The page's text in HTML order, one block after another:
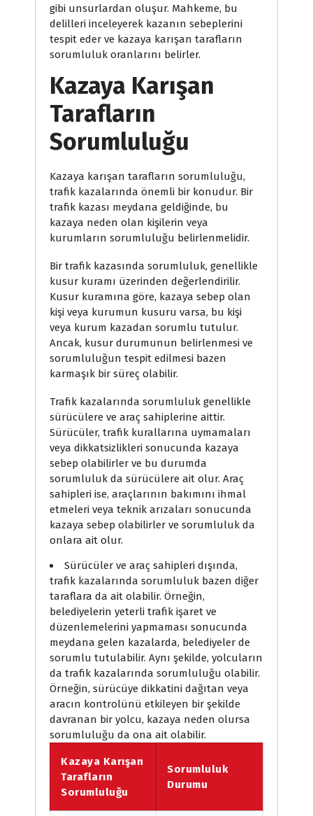
gibi unsurlardan oluşur. Mahkeme, bu
delilleri inceleyerek kazanın sebeplerini
tespit eder ve kazaya karışan tarafların
sorumluluk oranlarını belirler.
Kazaya Karışan
Tarafların
Sorumluluğu
Kazaya karışan tarafların sorumluluğu,
trafik kazalarında önemli bir konudur. Bir
trafik kazası meydana geldiğinde, bu
kazaya neden olan kişilerin veya
kurumların sorumluluğu belirlenmelidir.
Bir trafik kazasında sorumluluk, genellikle
kusur kuramı üzerinden değerlendirilir.
Kusur kuramına göre, kazaya sebep olan
kişi veya kurumun kusuru varsa, bu kişi
veya kurum kazadan sorumlu tutulur.
Ancak, kusur durumunun belirlenmesi ve
sorumluluğun tespit edilmesi bazen
karmaşık bir süreç olabilir.
Trafik kazalarında sorumluluk genellikle
sürücülere ve araç sahiplerine aittir.
Sürücüler, trafik kurallarına uymamaları
veya dikkatsizlikleri sonucunda kazaya
sebep olabilirler ve bu durumda
sorumluluk da sürücülere ait olur. Araç
sahipleri ise, araçlarının bakımını ihmal
etmeleri veya teknik arızaları sonucunda
kazaya sebep olabilirler ve sorumluluk da
onlara ait olur.
Sürücüler ve araç sahipleri dışında,
trafik kazalarında sorumluluk bazen diğer
taraflara da ait olabilir. Örneğin,
belediyelerin yeterli trafik işaret ve
düzenlemelerini yapmaması sonucunda
meydana gelen kazalarda, belediyeler de
sorumlu tutulabilir. Aynı şekilde, yolcuların
da trafik kazalarında sorumluluğu olabilir.
Örneğin, sürücüye dikkatini dağıtan veya
aracın kontrolünü etkileyen bir şekilde
davranan bir yolcu, kazaya neden olursa
sorumluluğu da ona ait olabilir.
Kazaya Karışan
Tarafların
Sorumluluğu
Sorumluluk
Durumu